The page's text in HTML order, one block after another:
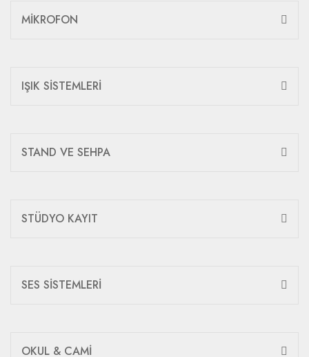
MİKROFON
IŞIK SİSTEMLERİ
STAND VE SEHPA
STÜDYO KAYIT
SES SİSTEMLERİ
OKUL & CAMİ